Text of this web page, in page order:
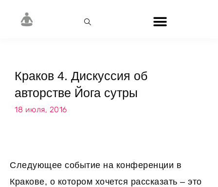
Краков 4. Дискуссия об
авторстве Йога сутры
18 июля, 2016
Следующее событие на конференции в
Кракове, о котором хочется рассказать – это